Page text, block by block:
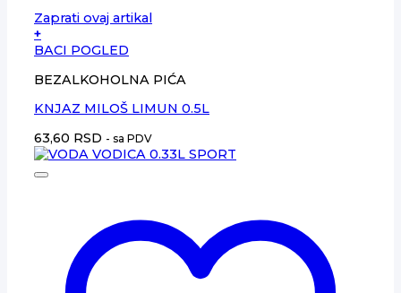
Zaprati ovaj artikal
+
BACI POGLED
BEZALKOHOLNA PIĆA
KNJAZ MILOŠ LIMUN 0.5L
63,60 RSD - sa PDV